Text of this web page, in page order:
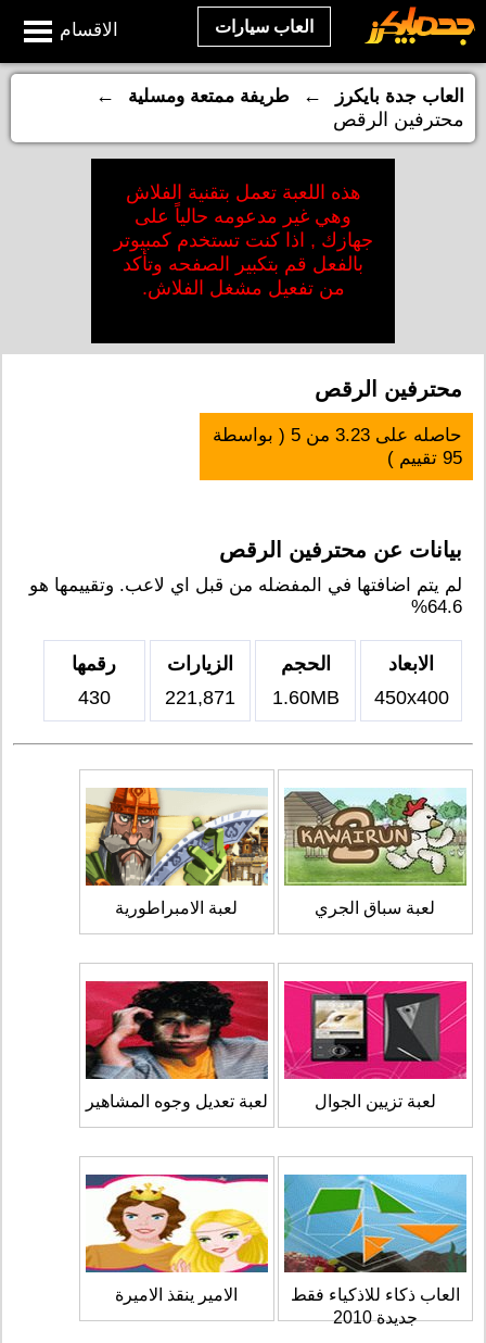
الاقسام العاب سيارات
العاب جدة بايكرز ← طريفة ممتعة ومسلية
←
محترفين الرقص
هذه اللعبة تعمل بتقنية الفلاش
وهي غير مدعومه حالياً على
جهازك , اذا كنت تستخدم كمبيوتر
بالفعل قم بتكبير الصفحه وتأكد
من تفعيل مشغل الفلاش.
محترفين الرقص
حاصله على3.23 من5 ( بواسطة
95 تقييم )
بيانات عن محترفين الرقص
لم يتم اضافتها في المفضله من قبل اي لاعب. وتقييمها هو
64.6%
الابعاد
450x400
الحجم
1.60MB
الزيارات
221,871
رقمها
430
لعبة سباق الجري لعبة الامبراطورية
لعبة تزيين الجوال لعبة تعديل وجوه المشاهير
العاب ذكاء للاذكياء فقط
جديدة 2010
الامير ينقذ الاميرة